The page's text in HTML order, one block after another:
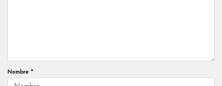
Nombre *